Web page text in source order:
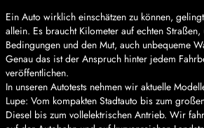
Ein Auto wirklich einschätzen zu können,
allein. Es braucht Kilometer auf echten
Bedingungen und den Mut, auch unbequeme
Genau das ist der Anspruch hinter jedem
veröffentlichen.
In unseren Autotests nehmen wir aktuelle
Lupe: Vom kompakten Stadtauto bis zum
Diesel bis zum vollelektrischen Antrieb. Wir